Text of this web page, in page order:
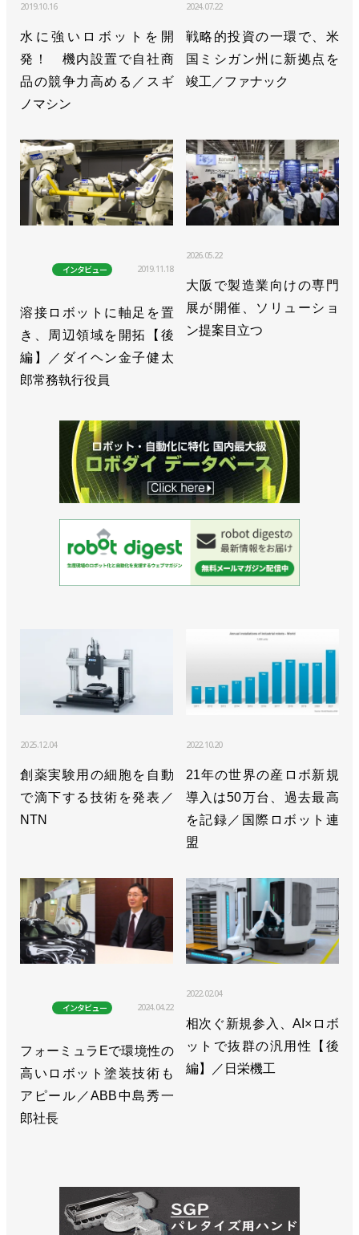
2019.10.16
水に強いロボットを開
発！ 機内設置で自社商
品の競争力高める／スギ
ノマシン
2024.07.22
戦略的投資の一環で、米
国ミシガン州に新拠点を
竣工／ファナック
インタビュー 2019.11.18
溶接ロボットに軸足を置
き、周辺領域を開拓【後
編】／ダイヘン金子健太
郎常務執行役員
2026.05.22
大阪で製造業向けの専門
展が開催、ソリューショ
ン提案目立つ
2025.12.04
創薬実験用の細胞を自動
で滴下する技術を発表／
NTN
2022.10.20
21年の世界の産ロボ新規
導入は50万台、過去最高
を記録／国際ロボット連
盟
インタビュー 2024.04.22
フォーミュラEで環境性の
高いロボット塗装技術も
アピール／ABB中島秀一
郎社長
2022.02.04
相次ぐ新規参入、AI×ロボ
ットで抜群の汎用性【後
編】／日栄機工